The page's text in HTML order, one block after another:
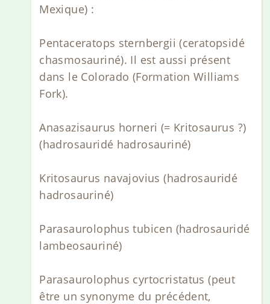
Mexique) :
Pentaceratops sternbergii (ceratopsidé
chasmosauriné). Il est aussi présent
dans le Colorado (Formation Williams
Fork).
Anasazisaurus horneri (= Kritosaurus ?)
(hadrosauridé hadrosauriné)
Kritosaurus navajovius (hadrosauridé
hadrosauriné)
Parasaurolophus tubicen (hadrosauridé
lambeosauriné)
Parasaurolophus cyrtocristatus (peut
être un synonyme du précédent,